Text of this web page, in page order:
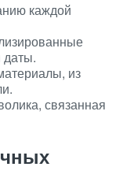
каждой
из
связанная